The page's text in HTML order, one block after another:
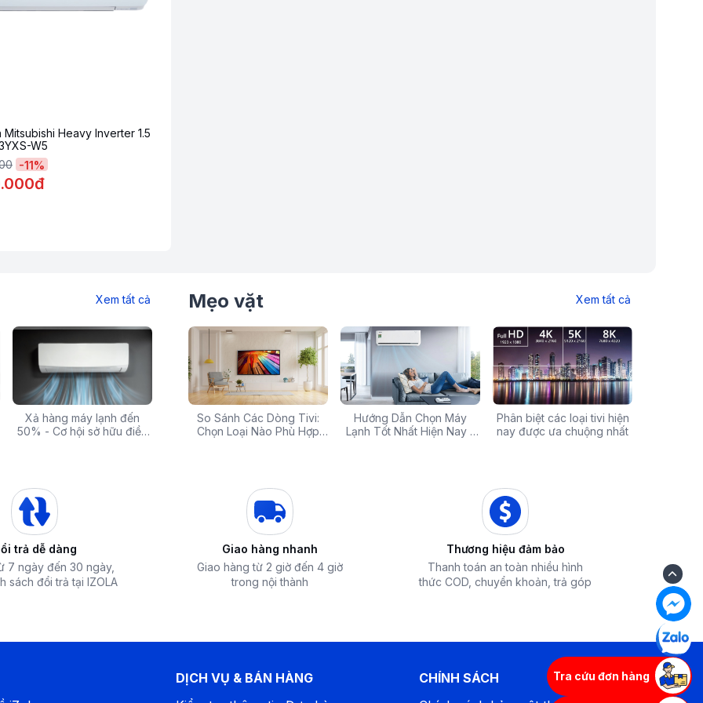
Tra cứu đơn hàng
những ngày oi bức.
nhiệt độ cao.
Mitsubishi Heavy Inverter 1.5
W5
-11%
Xem tất cả
Xả hàng máy lạnh đến
50% - Cơ hội sở hữu điều
Săn Sale Khủng: Hàng
Điện Máy Cao Cấp Giảm
Tivi Chính Hãng Giá Rẻ –
Siêu Ưu Đãi Chỉ Có Tại
Tivi sale khủng đến 60%:
Cơ hội sở hữu chiếc tivi
50% - Cơ hội
Mẹo vặt Xem tất cả
Top 10 máy lọc nước nóng
lạnh tốt nhất đáng mua
So Sánh Các Dòng Tivi:
Chọn Loại Nào Phù Hợp
Hướng Dẫn Chọn Máy
Lạnh Tốt Nhất Hiện Nay –
Phân biệt các loại tivi hiện
nay được ưa chuộng nhất
trả dễ dàng
7 ngày đến 30 ngày,
sách đổi trả tại IZOLA
Giao hàng nhanh
Giao hàng từ 2 giờ đến 4 giờ
trong nội thành
Thương hiệu đảm bảo
Thanh toán an toàn nhiều hình
thức COD, chuyển khoản, trả góp
DỊCH VỤ & BÁN HÀNG
CHÍNH SÁCH